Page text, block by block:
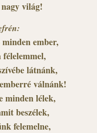
nagy világ!
ember,
félelemmel,
látnánk,
válnánk!
minden lélek,
beszélek,
felemelne,